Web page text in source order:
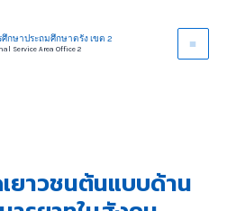
กษาประถมศึกษาตรัง เขต 2
Service Area Office 2
ยาวชนต้นแบบด้าน